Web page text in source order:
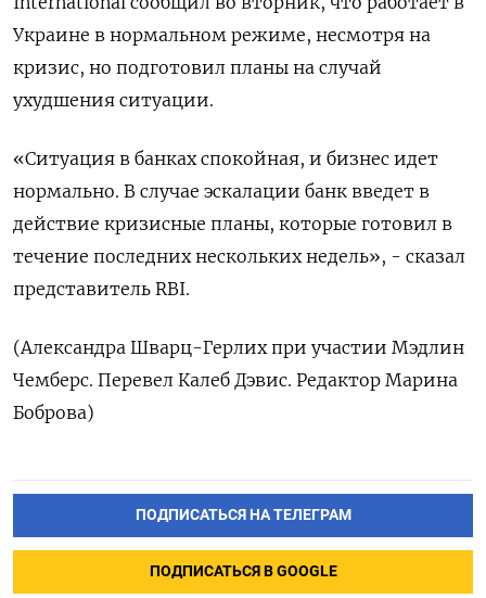
Украине в нормальном режиме, несмотря на
кризис, но подготовил планы на случай
ухудшения ситуации.
«Ситуация в банках спокойная, и бизнес идет
нормально. В случае эскалации банк введет в
действие кризисные планы, которые готовил в
течение последних нескольких недель», - сказал
представитель RBI.
(Александра Шварц-Герлих при участии Мэдлин
Чемберс. Перевел Калеб Дэвис. Редактор Марина
Боброва)
ПОДПИСАТЬСЯ НА ТЕЛЕГРАМ
ПОДПИСАТЬСЯ В GOOGLE